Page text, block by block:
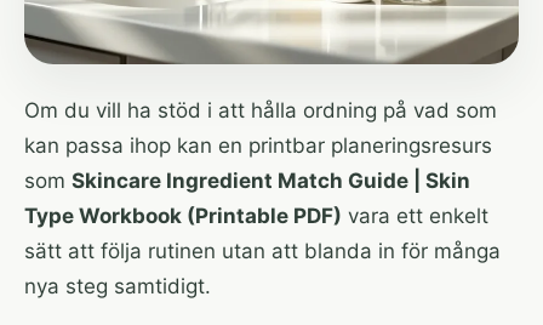
Om du vill ha stöd i att hålla ordning på vad som
kan passa ihop kan en printbar planeringsresurs
som Skincare Ingredient Match Guide | Skin
Type Workbook (Printable PDF) vara ett enkelt
sätt att följa rutinen utan att blanda in för många
nya steg samtidigt.